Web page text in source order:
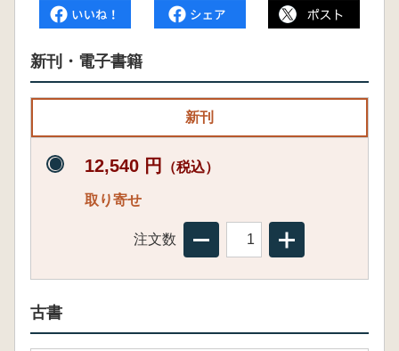
新刊・電子書籍
新刊
12,540 円 （税込）
取り寄せ
注文数
古書